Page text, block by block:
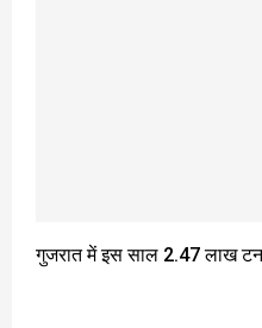
गुजरात में इस साल 2.47 लाख टन